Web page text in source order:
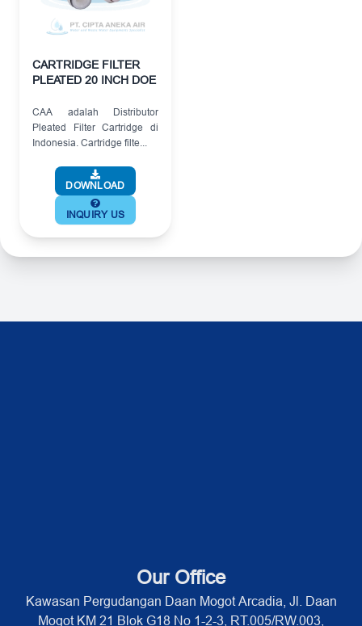
CARTRIDGE FILTER
PLEATED 20 INCH DOE
CAA adalah Distributor
Pleated Filter Cartridge di
Indonesia. Cartridge filte...
DOWNLOAD
INQUIRY US
Our Office
Kawasan Pergudangan Daan Mogot Arcadia, Jl. Daan
Mogot KM 21 Blok G18 No 1-2-3, RT.005/RW.003,